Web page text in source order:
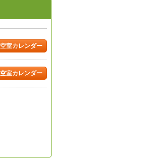
空室カレンダー
空室カレンダー